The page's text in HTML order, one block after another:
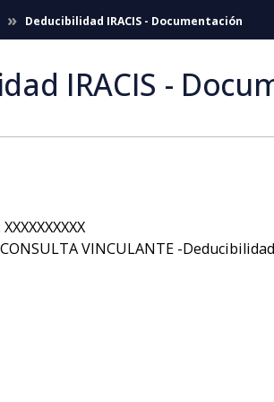
Deducibilidad IRACIS - Documentación
IRACIS -
VINCULANTE -Deducibilidad